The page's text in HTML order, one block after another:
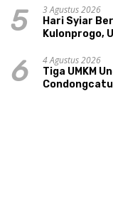
5
3 Agustus 2026
Hari Syiar
Kulonprogo,
6
4 Agustus 2026
Tiga UMKM